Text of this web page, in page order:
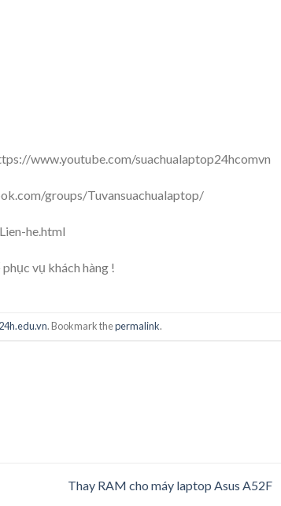
www.youtube.com/suachualaptop24hcomvn
groups/Tuvansuachualaptop/
he.html
vụ khách hàng !
. Bookmark thepermalink.
Thay RAM cho máy laptop Asus A52F